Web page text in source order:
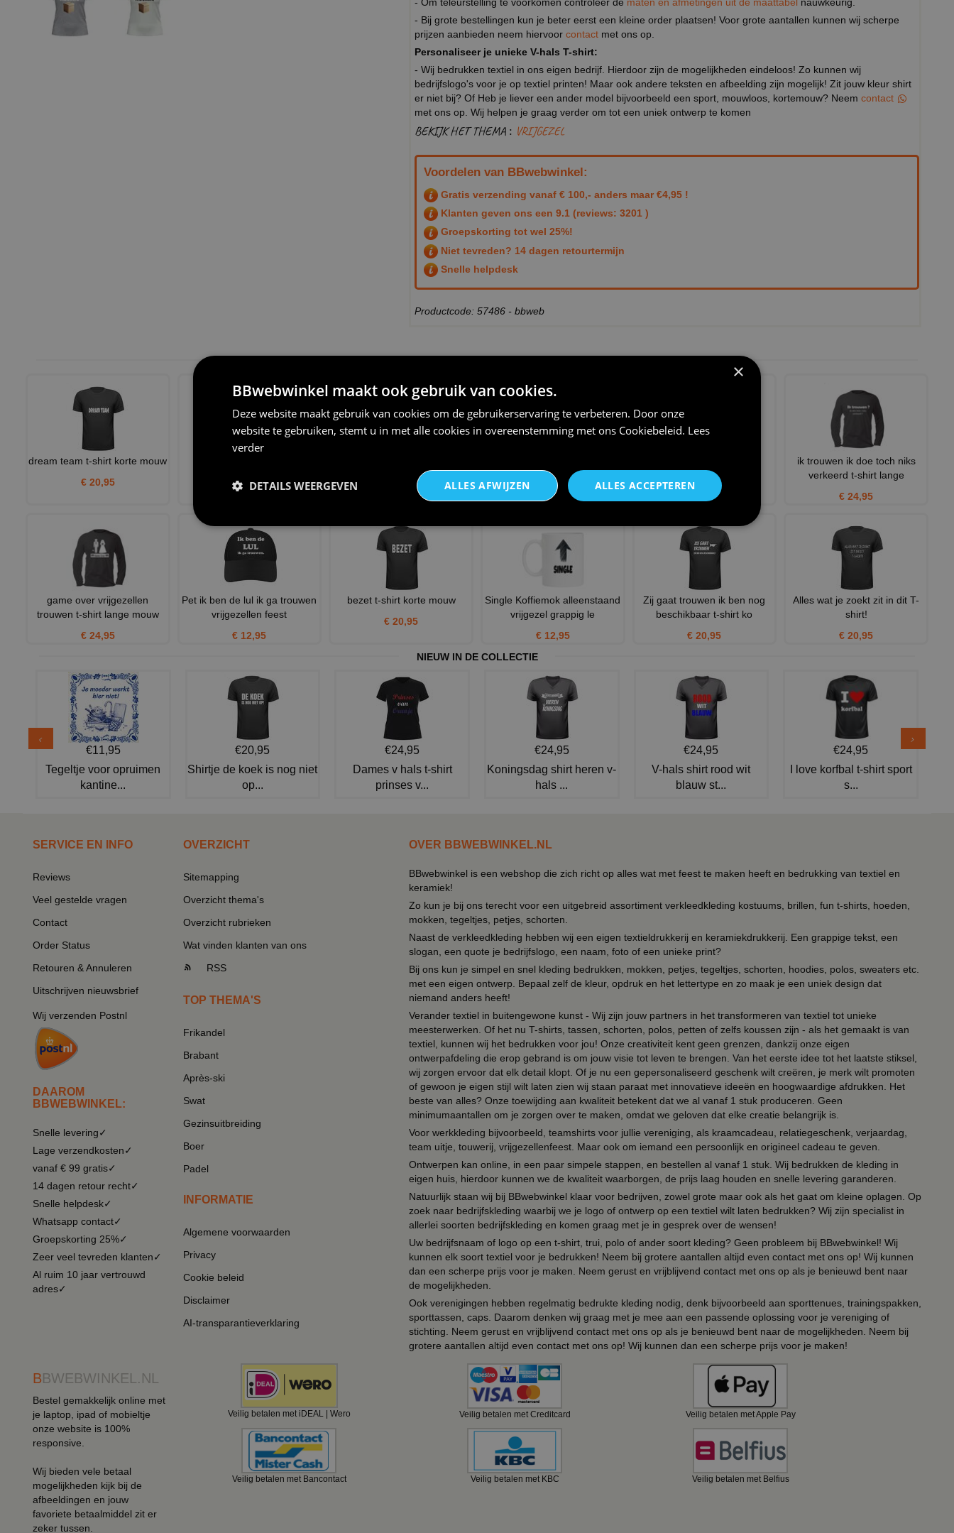
- Bij grote bestellingen kun je beter eerst een kleine order plaatsen! Voor grote aantallen kunnen wij scherpe
prijzen aanbieden neem hiervoor contact met ons op.
Personaliseer je unieke V-hals T-shirt:
- Wij bedrukken textiel in ons eigen bedrijf. Hierdoor zijn de mogelijkheden eindeloos! Zo kunnen wij
bedrijfslogo's voor je op textiel printen! Maar ook andere teksten en afbeelding zijn mogelijk! Zit jouw kleur shirt
er niet bij? Of Heb je liever een ander model bijvoorbeeld een sport, mouwloos, kortemouw? Neem contact
met ons op. Wij helpen je graag verder om tot een uniek ontwerp te komen
BEKIJK HET THEMA : VRIJGEZEL
Voordelen van BBwebwinkel:
Gratis verzending vanaf € 100,- anders maar €4,95 !
Klanten geven ons een 9.1 (reviews: 3201 )
Groepskorting tot wel 25%!
Niet tevreden? 14 dagen retourtermijn
Snelle helpdesk
Productcode: 57486 - bbweb
dream team t-shirt korte mouw
€ 20,95
zonder problemen t-s
€ 20,95
€ 20,95
ik trouwen ik doe toch niks
verkeerd t-shirt lange
€ 24,95
game over vrijgezellen
trouwen t-shirt lange mouw
€ 24,95
Pet ik ben de lul ik ga trouwen
vrijgezellen feest
€ 12,95
bezet t-shirt korte mouw
€ 20,95
Single Koffiemok alleenstaand
vrijgezel grappig le
€ 12,95
Zij gaat trouwen ik ben nog
beschikbaar t-shirt ko
€ 20,95
Alles wat je zoekt zit in dit T-
shirt!
€ 20,95
NIEUW IN DE COLLECTIE
€11,95
Tegeltje voor opruimen
kantine...
€20,95
Shirtje de koek is nog niet
op...
€24,95
Dames v hals t-shirt
prinses v...
€24,95
Koningsdag shirt heren v-
hals ...
€24,95
V-hals shirt rood wit
blauw st...
€24,95
I love korfbal t-shirt sport
s...
SERVICE EN INFO
Reviews
Veel gestelde vragen
Contact
Order Status
Retouren & Annuleren
Uitschrijven nieuwsbrief
Wij verzenden Postnl
DAAROM
BBWEBWINKEL:
Snelle levering✓
Lage verzendkosten✓
vanaf € 99 gratis✓
14 dagen retour recht✓
Snelle helpdesk✓
Whatsapp contact✓
Groepskorting 25%✓
Zeer veel tevreden klanten✓
Al ruim 10 jaar vertrouwd
adres✓
OVERZICHT
Sitemapping
Overzicht thema's
Overzicht rubrieken
Wat vinden klanten van ons
RSS
TOP THEMA'S
Frikandel
Brabant
Après-ski
Swat
Gezinsuitbreiding
Boer
Padel
INFORMATIE
Algemene voorwaarden
Privacy
Cookie beleid
Disclaimer
AI-transparantieverklaring
OVER BBWEBWINKEL.NL
BBwebwinkel is een webshop die zich richt op alles wat met feest te maken heeft en bedrukking van textiel en
keramiek!
Zo kun je bij ons terecht voor een uitgebreid assortiment verkleedkleding kostuums, brillen, fun t-shirts, hoeden,
mokken, tegeltjes, petjes, schorten.
Naast de verkleedkleding hebben wij een eigen textieldrukkerij en keramiekdrukkerij. Een grappige tekst, een
slogan, een quote je bedrijfslogo, een naam, foto of een unieke print?
Bij ons kun je simpel en snel kleding bedrukken, mokken, petjes, tegeltjes, schorten, hoodies, polos, sweaters etc.
met een eigen ontwerp. Bepaal zelf de kleur, opdruk en het lettertype en zo maak je een uniek design dat
niemand anders heeft!
Verander textiel in buitengewone kunst - Wij zijn jouw partners in het transformeren van textiel tot unieke
meesterwerken. Of het nu T-shirts, tassen, schorten, polos, petten of zelfs koussen zijn - als het gemaakt is van
textiel, kunnen wij het bedrukken voor jou! Onze creativiteit kent geen grenzen, dankzij onze eigen
ontwerpafdeling die erop gebrand is om jouw visie tot leven te brengen. Van het eerste idee tot het laatste stiksel,
wij zorgen ervoor dat elk detail klopt. Of je nu een gepersonaliseerd geschenk wilt creëren, je merk wilt promoten
of gewoon je eigen stijl wilt laten zien wij staan paraat met innovatieve ideeën en hoogwaardige afdrukken. Het
beste van alles? Onze toewijding aan kwaliteit betekent dat we al vanaf 1 stuk produceren. Geen
minimumaantallen om je zorgen over te maken, omdat we geloven dat elke creatie belangrijk is.
Voor werkkleding bijvoorbeeld, teamshirts voor jullie vereniging, als kraamcadeau, relatiegeschenk, verjaardag,
team uitje, touwerij, vrijgezellenfeest. Maar ook om iemand een persoonlijk en origineel cadeau te geven.
Ontwerpen kan online, in een paar simpele stappen, en bestellen al vanaf 1 stuk. Wij bedrukken de kleding in
eigen huis, hierdoor kunnen we de kwaliteit waarborgen, de prijs laag houden en snelle levering garanderen.
Natuurlijk staan wij bij BBwebwinkel klaar voor bedrijven, zowel grote maar ook als het gaat om kleine oplagen. Op
zoek naar bedrijfskleding waarbij we je logo of ontwerp op een textiel wilt laten bedrukken? Wij zijn specialist in
allerlei soorten bedrijfskleding en komen graag met je in gesprek over de wensen!
Uw bedrijfsnaam of logo op een t-shirt, trui, polo of ander soort kleding? Geen probleem bij BBwebwinkel! Wij
kunnen elk soort textiel voor je bedrukken! Neem bij grotere aantallen altijd even contact met ons op! Wij kunnen
dan een scherpe prijs voor je maken. Neem gerust en vrijblijvend contact met ons op als je benieuwd bent naar
de mogelijkheden.
Ook verenigingen hebben regelmatig bedrukte kleding nodig, denk bijvoorbeeld aan sporttenues, trainingspakken,
sporttassen, caps. Daarom denken wij graag met je mee aan een passende oplossing voor je vereniging of
stichting. Neem gerust en vrijblijvend contact met ons op als je benieuwd bent naar de mogelijkheden. Neem bij
grotere aantallen altijd even contact met ons op! Wij kunnen dan een scherpe prijs voor je maken!
BBWEBWINKEL.NL
Bestel gemakkelijk online met
je laptop, ipad of mobieltje
onze website is 100%
responsive.
Wij bieden vele betaal
mogelijkheden kijk bij de
afbeeldingen en jouw
favoriete betaalmiddel zit er
zeker tussen.
Veilig betalen met iDEAL | Wero Veilig betalen met Creditcard Veilig betalen met Apple Pay
Veilig betalen met Bancontact Veilig betalen met KBC Veilig betalen met Belfius
×
BBwebwinkel maakt ook gebruik van cookies.
Deze website maakt gebruik van cookies om de gebruikerservaring te verbeteren. Door onze
website te gebruiken, stemt u in met alle cookies in overeenstemming met ons Cookiebeleid. Lees
verder
ALLES ACCEPTEREN
ALLES AFWIJZEN
DETAILS WEERGEVEN